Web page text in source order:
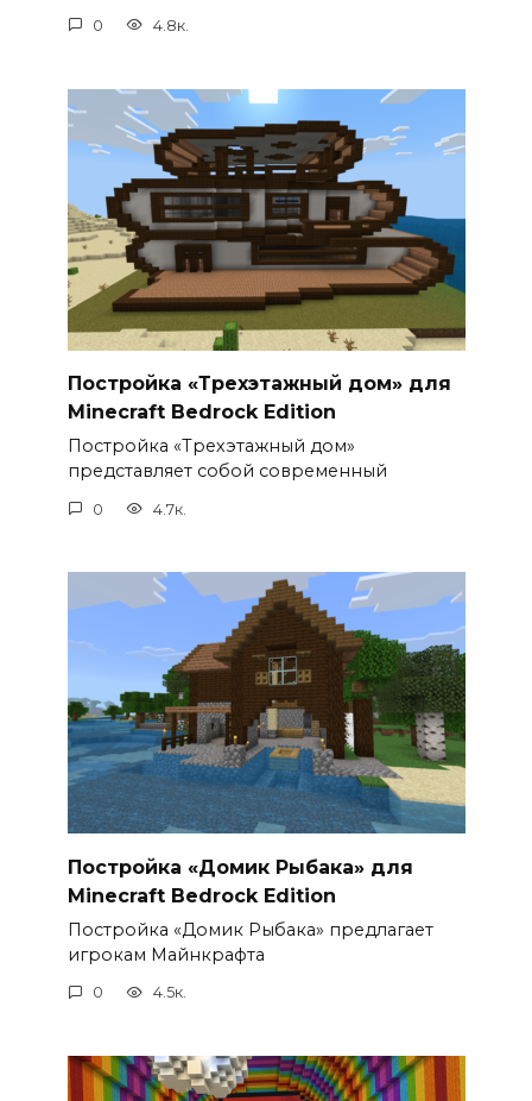
0 4.8к.
Постройка «Трехэтажный дом» для
Minecraft Bedrock Edition
Постройка «Трехэтажный дом»
представляет собой современный
0 4.7к.
Постройка «Домик Рыбака» для
Minecraft Bedrock Edition
Постройка «Домик Рыбака» предлагает
игрокам Майнкрафта
0 4.5к.